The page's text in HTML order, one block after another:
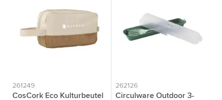
261249
CosCork Eco Kulturbeutel
262126
Circulware Outdoor 3-